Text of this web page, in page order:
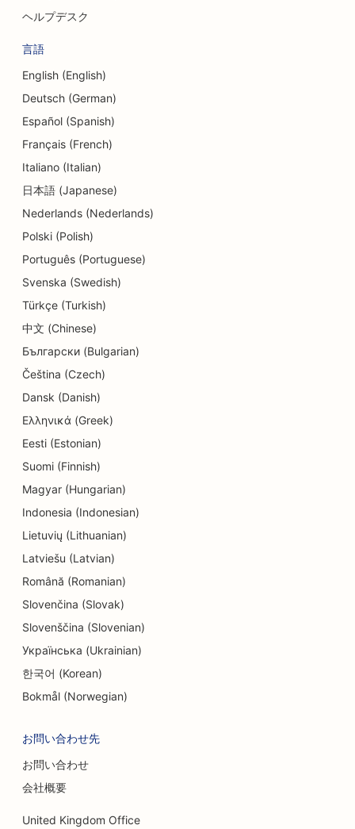
ヘルプデスク
言語
English (English)
Deutsch (German)
Español (Spanish)
Français (French)
Italiano (Italian)
日本語 (Japanese)
Nederlands (Nederlands)
Polski (Polish)
Português (Portuguese)
Svenska (Swedish)
Türkçe (Turkish)
中文 (Chinese)
Български (Bulgarian)
Čeština (Czech)
Dansk (Danish)
Ελληνικά (Greek)
Eesti (Estonian)
Suomi (Finnish)
Magyar (Hungarian)
Indonesia (Indonesian)
Lietuvių (Lithuanian)
Latviešu (Latvian)
Română (Romanian)
Slovenčina (Slovak)
Slovenščina (Slovenian)
Українська (Ukrainian)
한국어 (Korean)
Bokmål (Norwegian)
お問い合わせ先
お問い合わせ
会社概要
United Kingdom Office